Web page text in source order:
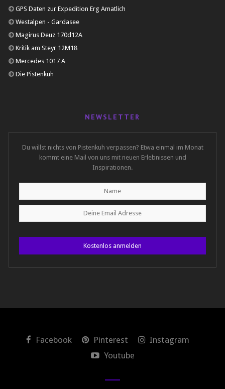
GPS Daten zur Expedition Erg Amatlich
Westalpen - Gardasee
Magirus Deuz 170d12A
Kritik am Steyr 12M18
Mercedes 1017 A
Die Pistenkuh
NEWSLETTER
Du willst nichts von Pistenkuh verpassen? Etwa einmal im Monat
kommt eine Mail von uns mit neuen Erlebnissen und
Inspirationen.
Kostenlos anmelden
Facebook Pinterest
Instagram
Youtube